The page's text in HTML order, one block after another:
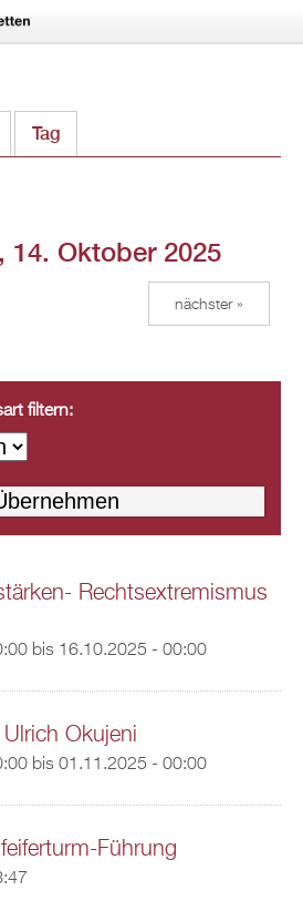
Tag
14. Oktober 2025
nächster »
filtern:
Rechtsextremismus
bis 16.10.2025 - 00:00
Okujeni
bis 01.11.2025 - 00:00
Führung